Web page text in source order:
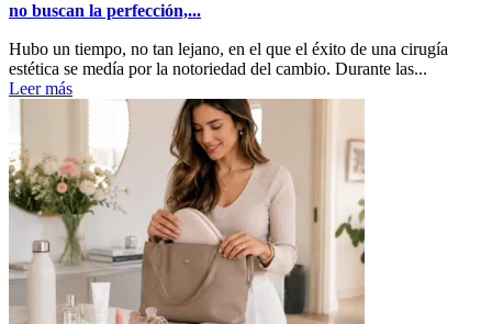
no buscan la perfección,...
Hubo un tiempo, no tan lejano, en el que el éxito de una cirugía
estética se medía por la notoriedad del cambio. Durante las...
Leer más